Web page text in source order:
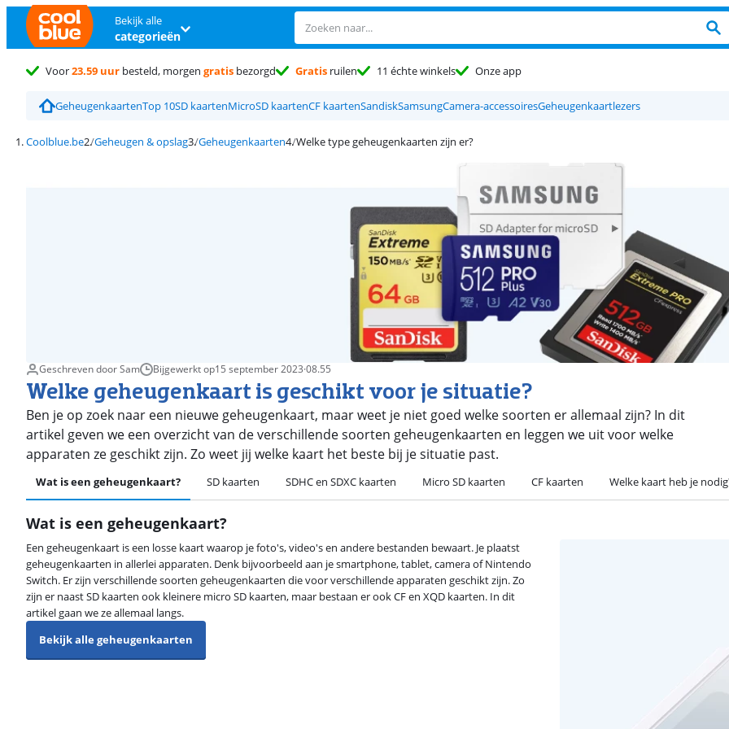
Bekijk alle
categorieën
Voor23.59 uur besteld, morgen gratis bezorgd Gratis ruilen 11 échte winkels Onze app
GeheugenkaartenTop 10SD kaartenMicroSD kaartenCF kaartenSandiskSamsungCamera-accessoiresGeheugenkaartlezers
Coolblue.be Geheugen & opslag Geheugenkaarten Welke type geheugenkaarten zijn er?
Geschreven door Sam Bijgewerkt op15 september 2023·08.55
Welke geheugenkaart is geschikt voor je situatie?
Ben je op zoek naar een nieuwe geheugenkaart, maar weet je niet goed welke soorten er allemaal zijn? In dit
artikel geven we een overzicht van de verschillende soorten geheugenkaarten en leggen we uit voor welke
apparaten ze geschikt zijn. Zo weet jij welke kaart het beste bij je situatie past.
Wat is een geheugenkaart? SD kaarten SDHC en SDXC kaarten Micro SD kaarten CF kaarten Welke kaart heb je
Wat is een geheugenkaart?
Een geheugenkaart is een losse kaart waarop je foto's, video's en andere bestanden bewaart. Je plaatst
geheugenkaarten in allerlei apparaten. Denk bijvoorbeeld aan je smartphone, tablet, camera of Nintendo
Switch. Er zijn verschillende soorten geheugenkaarten die voor verschillende apparaten geschikt zijn. Zo
zijn er naast SD kaarten ook kleinere micro SD kaarten, maar bestaan er ook CF en XQD kaarten. In dit
artikel gaan we ze allemaal langs.
Bekijk alle geheugenkaarten